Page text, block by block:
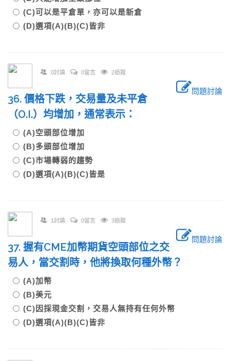
(C)可以是平倉單，亦可以是新倉
(D)選項(A)(B)(C)皆非
0討論 0留言 2追蹤
問題討論
36. 價格下跌，交易量及未平倉
（O.I.）均增加，通常表示：
(A)空頭部位增加
(B)多頭部位增加
(C)市場轉弱的趨勢
(D)選項(A)(B)(C)皆是
1討論 0留言 3追蹤
問題討論
37. 握有CME加幣期貨空頭部位之交
易人，當交割時，他將換取何種外幣？
(A)加幣
(B)美元
(C)因採現金交割，交易人無持有任何外幣
(D)選項(A)(B)(C)皆非